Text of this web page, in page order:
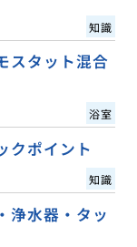
知識
スタット混合
浴室
クポイント
知識
浄水器・タッ